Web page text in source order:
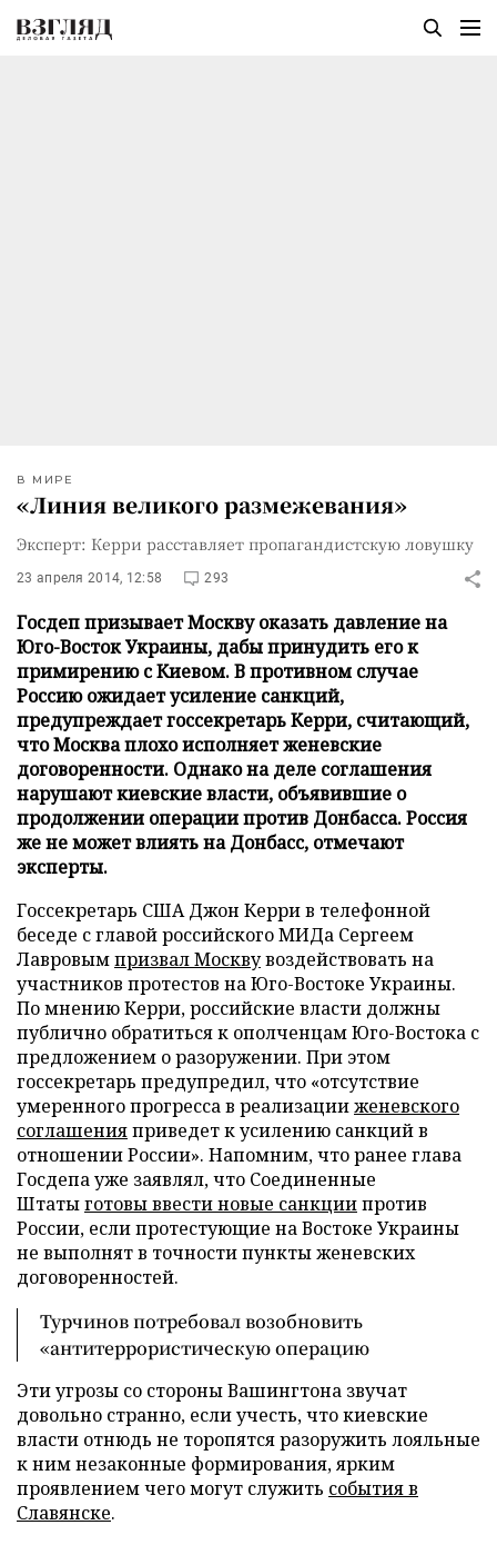
В МИРЕ
«Линия великого размежевания»
Эксперт: Керри расставляет пропагандистскую ловушку
23 апреля 2014, 12:58 293
Госдеп призывает Москву оказать давление на
Юго-Восток Украины, дабы принудить его к
примирению с Киевом. В противном случае
Россию ожидает усиление санкций,
предупреждает госсекретарь Керри, считающий,
что Москва плохо исполняет женевские
договоренности. Однако на деле соглашения
нарушают киевские власти, объявившие о
продолжении операции против Донбасса. Россия
же не может влиять на Донбасс, отмечают
эксперты.
Госсекретарь США Джон Керри в телефонной
беседе с главой российского МИДа Сергеем
Лавровымпризвал Москвувоздействовать на
участников протестов на Юго-Востоке Украины.
По мнению Керри, российские власти должны
публично обратиться к ополченцам Юго-Востока с
предложением о разоружении. При этом
госсекретарь предупредил, что «отсутствие
умеренного прогресса в реализацииженевского
соглашенияприведет к усилению санкций в
отношении России». Напомним, что ранее глава
Госдепа уже заявлял, что Соединенные
Штатыготовы ввести новые санкциипротив
России, если протестующие на Востоке Украины
не выполнят в точности пункты женевских
договоренностей.
Турчинов потребовал возобновить
«антитеррористическую операцию
Эти угрозы со стороны Вашингтона звучат
довольно странно, если учесть, что киевские
власти отнюдь не торопятся разоружить лояльные
к ним незаконные формирования, ярким
проявлением чего могут служить события в
Славянске.